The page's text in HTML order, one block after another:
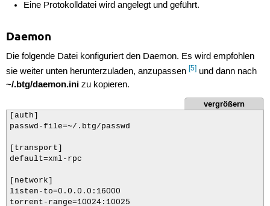
Eine Protokolldatei wird angelegt und geführt.
Daemon
Die folgende Datei konfiguriert den Daemon. Es wird empfohlen
sie weiter unten herunterzuladen, anzupassen [5]und dann nach
~/.btg/daemon.inizu kopieren.
vergrößern
[auth]
passwd-file=~/.btg/passwd
[transport]
default=xml-rpc
[network]
listen-to=0.0.0.0:16000
torrent-range=10024:10025